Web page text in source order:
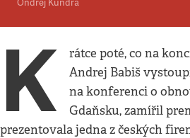
Ondřej Kundra
K
rátce poté, co na
Andrej Babiš
na konferenci o
Gdaňsku, zamířil
prezentovala jedna z českých